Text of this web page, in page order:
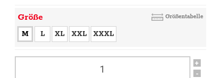
Größe Größentabelle
M L XL XXL XXXL
+
-